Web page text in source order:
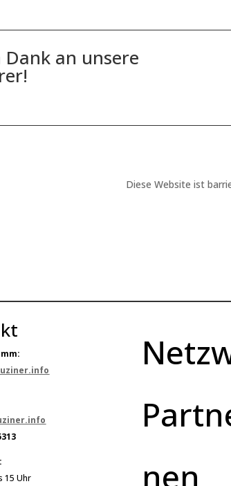
Dank an unsere
Diese Website ist
15 Uhr
nen